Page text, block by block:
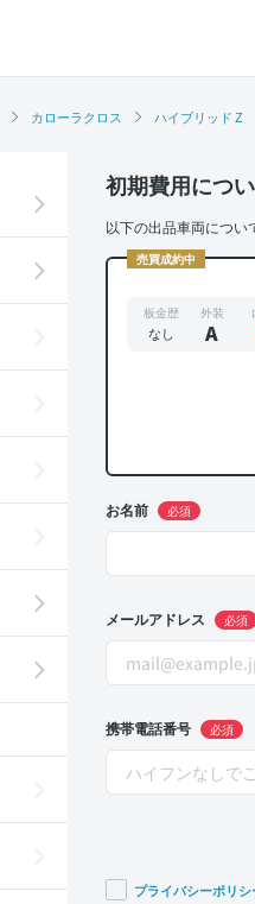
カローラクロス ハイブリッド Z
初期費用につ
以下の出品車両につい
売買成約中
板金歴
なし
外装
A
お名前 必須
メールアドレス 必須
携帯電話番号 必須
プライバシーポリシ